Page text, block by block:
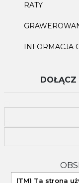
RATY
INFORMACJA
DOŁĄCZ
(TM) Ta strona